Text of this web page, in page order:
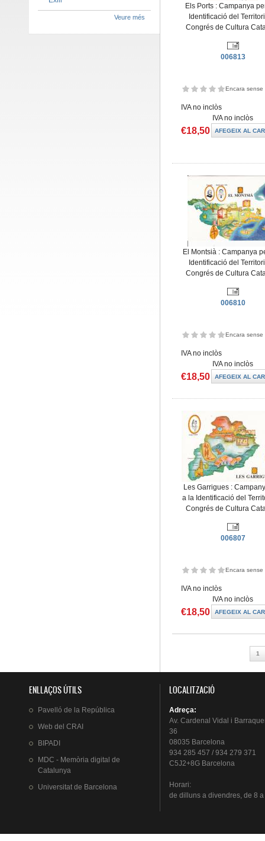
Els Ports : Campanya
Identificació del
Congrés de Cultura
006813
Encara sense
IVA no inclòs
IVA no inclòs
€18,50
El Montsià : Campanya
Identificació del
Congrés de Cultura
006810
Encara sense
IVA no inclòs
IVA no inclòs
€18,50
Les Garrigues :
a la Identificació del
Congrés de Cultura
006807
Encara sense
IVA no inclòs
IVA no inclòs
€18,50
1
Veure més
ENLLAÇOS ÚTILS
Pavelló de la República
Web del CRAI
BIPADI
MDC - Memòria digital de
Catalunya
Universitat de Barcelona
LOCALITZACIÓ
Adreça:
Av. Cardenal Vidal i
36
08035 Barcelona
934 285 457 / 934 279 371
C5J2+8G Barcelona
Horari:
de dillunsa divendres, de 8